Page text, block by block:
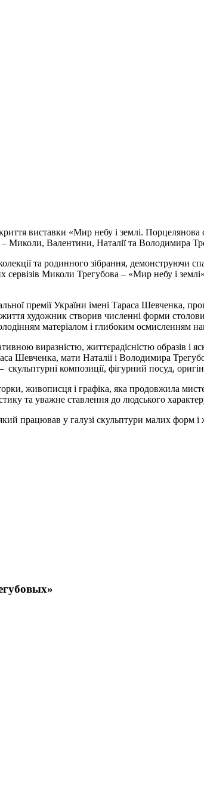
виставки «Мир небу і землі.
– Миколи, Валентини, Наталії та Володимира
та родинного зібрання, демонструючи
Миколи Трегубова – «Мир небу і
премії України імені Тараса Шевченка,
художник створив численні форми
матеріалом і глибоким осмисленням
виразністю, життєрадісністю образів і
Шевченка, мати Наталії і Володимира
композиції, фігурний посуд,
живописця і графіка, яка продовжила
та уважне ставлення до людського
працював у галузі скульптури малих форм і